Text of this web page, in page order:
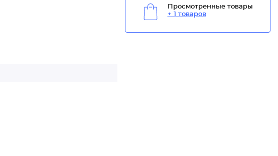
Просмотренные товары
+ 1 товаров